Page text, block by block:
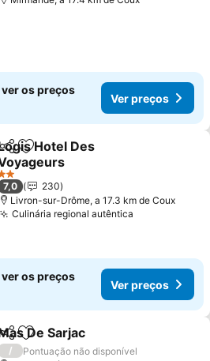
os preços
Ver preços
Adicionar aos favoritos
Hotel Des
preços
Estrelas
7,0
230
Livron-sur-Drôme, a 17.3 km de Coux
Culinária regional autêntica
os preços
Ver preços
Adicionar aos favoritos
De Sarjac
/
Pontuação não disponível